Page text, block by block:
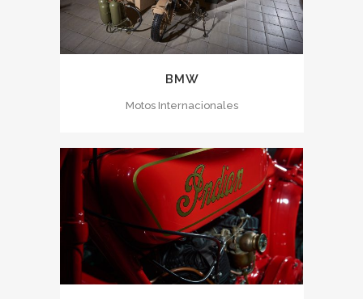
BMW
Motos Internacionales